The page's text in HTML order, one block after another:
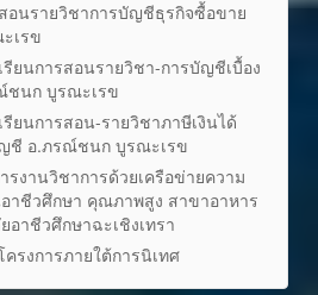
อนรายวิชาการบัญชีธุรกิจซื้อขาย
เรข
รียนการสอนรายวิชา-การบัญชีเบื้อง
ชนก บูรณะเรข
รียนการสอน-รายวิชาภาษีเงินได้
ชี อ.ภรณ์ชนก บูรณะเรข
รงานวิชาการด้วยเครือข่ายความ
าชีวศึกษา คุณภาพสูง สาขาอาหาร
าชีวศึกษาฉะเชิงเทรา
รงการภายใต้การนิเทศ